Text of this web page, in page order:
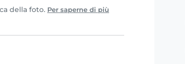
della foto. Per saperne di più